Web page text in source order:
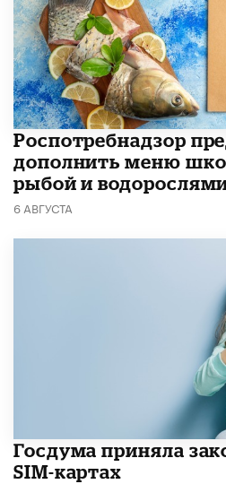
Роспотребнадзор
дополнить меню
рыбой и
6 АВГУСТА
Госдума приняла
SIM-картах